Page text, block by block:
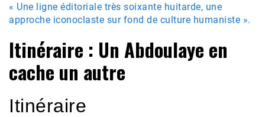
« Une ligne éditoriale très soixante huitarde, une
approche iconoclaste sur fond de culture humaniste ».
Itinéraire : Un Abdoulaye en
cache un autre
Itinéraire